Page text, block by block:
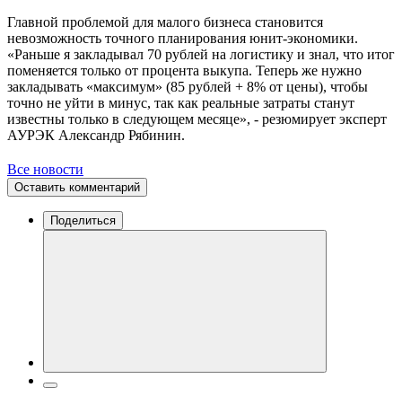
Главной проблемой для малого бизнеса становится
невозможность точного планирования юнит-экономики.
«Раньше я закладывал 70 рублей на логистику и знал, что итог
поменяется только от процента выкупа. Теперь же нужно
закладывать «максимум» (85 рублей + 8% от цены), чтобы
точно не уйти в минус, так как реальные затраты станут
известны только в следующем месяце», - резюмирует эксперт
АУРЭК Александр Рябинин.
Все новости
Оставить комментарий
Поделиться